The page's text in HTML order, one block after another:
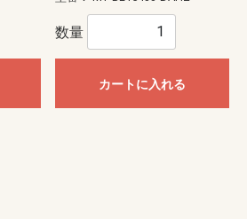
数量
カートに入れる